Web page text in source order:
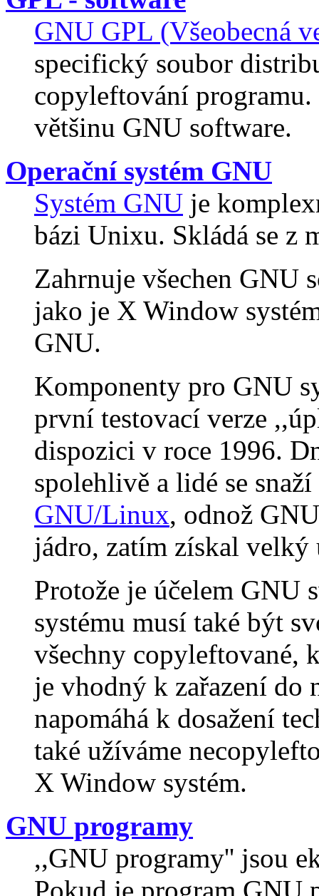
GNU GPL (Všeobecná
specifický soubor
copyleftování
většinu GNU software.
Operační systém GNU
Systém GNU je
bázi Unixu. Skládá se z
Zahrnuje všechen GNU
jako je X Window
GNU.
Komponenty pro GNU
první testovací verze
dispozici v roce 1996.
spolehlivě a lidé se
GNU/Linux, odnož
jádro, zatím získal velký
Protože je účelem GNU
systému musí také být
všechny copyleftované,
je vhodný k zařazení do
napomáhá k dosažení
také užíváme
X Window systém.
GNU programy
,,GNU programy'' jsou
Pokud je program GNU